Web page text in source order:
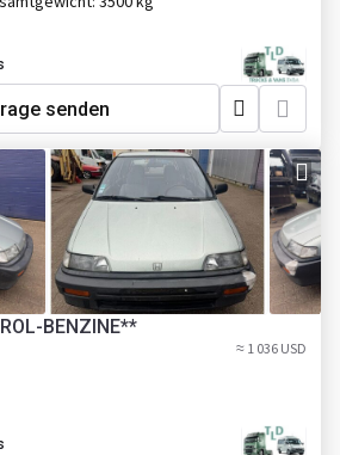
senden
BENZINE**
≈ 1 036 USD